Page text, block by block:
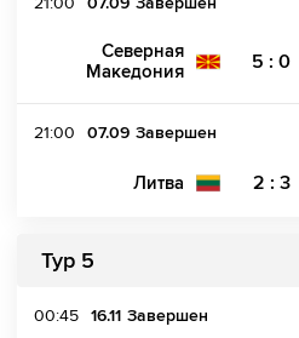
Северная
Македония
5 : 0
21:00 07.09 Завершен
Литва 2 : 3
Тур 5
00:45 16.11 Завершен